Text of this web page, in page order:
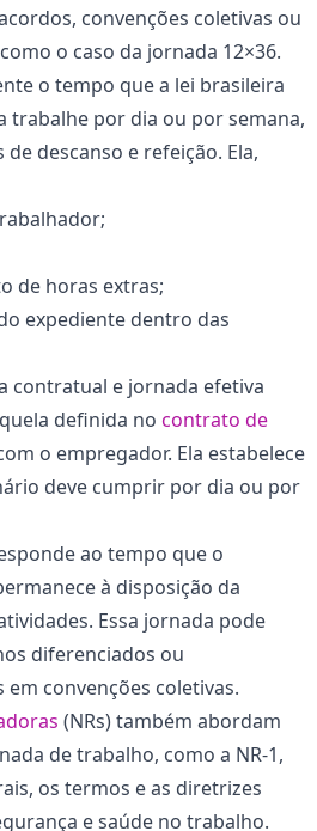
convenções coletivas ou
o caso da jornada 12×36.
o tempo que a lei brasileira
trabalhe por dia ou por semana,
de descanso e refeição. Ela,
;
de horas extras;
expediente dentro das
contratual e jornada efetiva
definida no contrato de
o empregador. Ela estabelece
deve cumprir por dia ou por
ao tempo que o
à disposição da
Essa jornada pode
diferenciados ou
convenções coletivas.
(NRs) também abordam
de trabalho, como a NR-1,
os termos e as diretrizes
e saúde no trabalho.